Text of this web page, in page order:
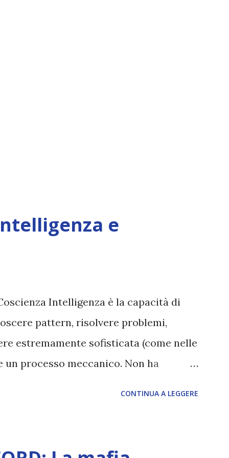
e
Intelligenza è la capacità di
pattern, risolvere problemi,
estremamente sofisticata (come nelle
processo meccanico. Non ha
CONTINUA A LEGGERE